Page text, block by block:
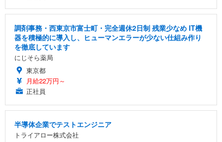
調剤事務・西東京市富士町・完全週休2日制 残業少なめ IT機
器を積極的に導入し、ヒューマンエラーが少ない仕組み作り
を徹底しています
にじそら薬局
東京都
月給22万円～
正社員
半導体企業でテストエンジニア
トライアロー株式会社